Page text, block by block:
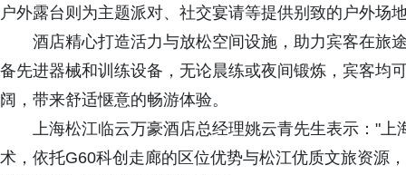
户外露台则为主题派对、社交宴请等提供别致的户外场
酒店精心打造活力与放松空间设施，助力宾客在旅
备先进器械和训练设备，无论晨练或夜间锻炼，宾客均
阔，带来舒适惬意的畅游体验。
上海松江临云万豪酒店总经理姚云青先生表示："
术，依托G60科创走廊的区位优势与松江优质文旅资源